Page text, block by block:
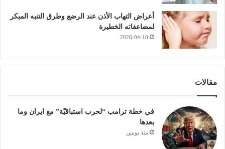
أعراض التهاب الأذن عند الرضع وطرق التنبه المبكر
لمضاعفاته الخطيرة
2026-04-18
مقالات
في خطة ترامب “لحرب استباقيّة” مع ايران وما
بعدها
منذ يومين